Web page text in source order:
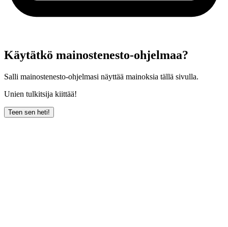
Käytätkö mainostenesto-ohjelmaa?
Salli mainostenesto-ohjelmasi näyttää mainoksia tällä sivulla.
Unien tulkitsija kiittää!
Teen sen heti!